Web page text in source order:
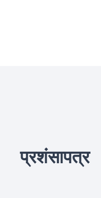
प्रशंसापत्र